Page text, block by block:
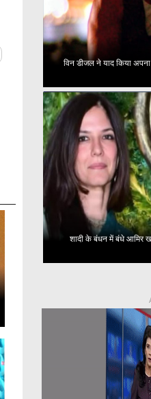
विन डीजल ने याद किया
शादी के बंधन में बंधे आमिर